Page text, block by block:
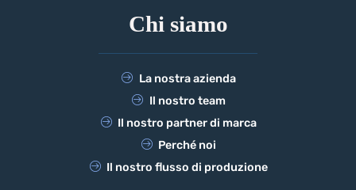
Chi siamo
La nostra azienda
Il nostro team
Il nostro partner di marca
Perché noi
Il nostro flusso di produzione